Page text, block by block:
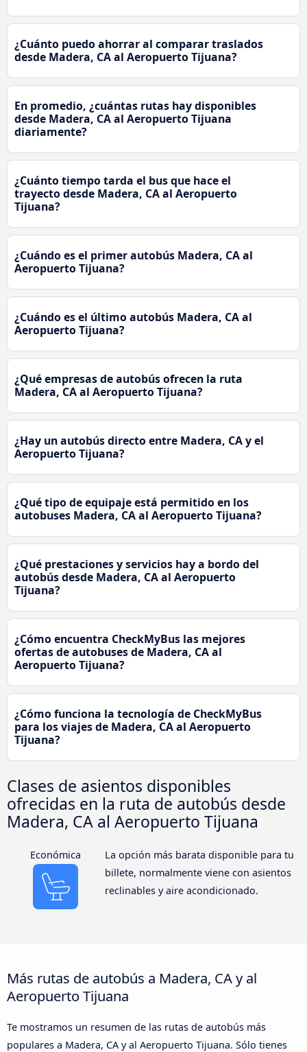
¿Cuánto puedo ahorrar al comparar traslados
desde Madera, CA al Aeropuerto Tijuana?
En promedio, ¿cuántas rutas hay disponibles
desde Madera, CA al Aeropuerto Tijuana
diariamente?
¿Cuánto tiempo tarda el bus que hace el
trayecto desde Madera, CA al Aeropuerto
Tijuana?
¿Cuándo es el primer autobús Madera, CA al
Aeropuerto Tijuana?
¿Cuándo es el último autobús Madera, CA al
Aeropuerto Tijuana?
¿Qué empresas de autobús ofrecen la ruta
Madera, CA al Aeropuerto Tijuana?
¿Hay un autobús directo entre Madera, CA y el
Aeropuerto Tijuana?
¿Qué tipo de equipaje está permitido en los
autobuses Madera, CA al Aeropuerto Tijuana?
¿Qué prestaciones y servicios hay a bordo del
autobús desde Madera, CA al Aeropuerto
Tijuana?
¿Cómo encuentra CheckMyBus las mejores
ofertas de autobuses de Madera, CA al
Aeropuerto Tijuana?
¿Cómo funciona la tecnología de CheckMyBus
para los viajes de Madera, CA al Aeropuerto
Tijuana?
Clases de asientos disponibles
ofrecidas en la ruta de autobús desde
Madera, CA al Aeropuerto Tijuana
Económica
La opción más barata disponible para tu
billete, normalmente viene con asientos
reclinables y aire acondicionado.
Más rutas de autobús a Madera, CA y al
Aeropuerto Tijuana
Te mostramos un resumen de las rutas de autobús más
populares a Madera, CA y al Aeropuerto Tijuana. Sólo tienes